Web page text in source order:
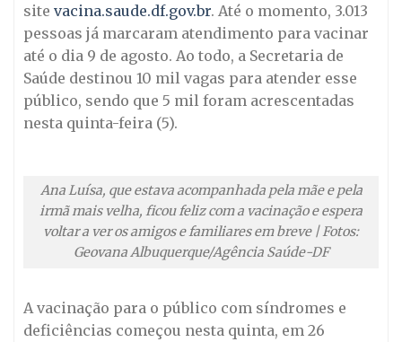
site vacina.saude.df.gov.br. Até o momento, 3.013
pessoas já marcaram atendimento para vacinar
até o dia 9 de agosto. Ao todo, a Secretaria de
Saúde destinou 10 mil vagas para atender esse
público, sendo que 5 mil foram acrescentadas
nesta quinta-feira (5).
Ana Luísa, que estava acompanhada pela mãe e pela
irmã mais velha, ficou feliz com a vacinação e espera
voltar a ver os amigos e familiares em breve | Fotos:
Geovana Albuquerque/Agência Saúde-DF
A vacinação para o público com síndromes e
deficiências começou nesta quinta, em 26